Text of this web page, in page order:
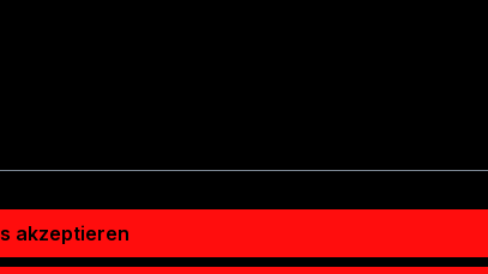
akzeptieren